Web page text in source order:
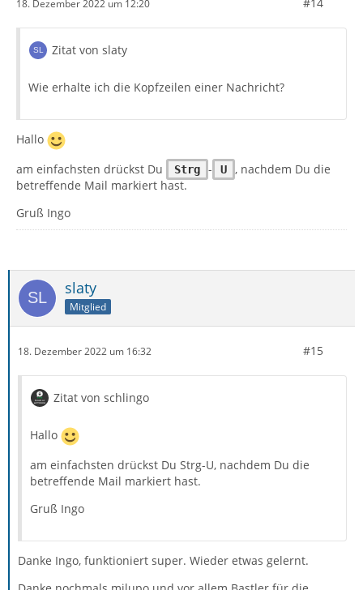
18. Dezember 2022 um 12:20 #14
Zitat von slaty
Wie erhalte ich die Kopfzeilen einer Nachricht?
Hallo
am einfachsten drückst Du
Strg - U
, nachdem Du die
betreffende Mail markiert hast.
Gruß Ingo
slaty
Mitglied
18. Dezember 2022 um 16:32 #15
Zitat von schlingo
Hallo
am einfachsten drückst Du Strg-U, nachdem Du die
betreffende Mail markiert hast.
Gruß Ingo
Danke Ingo, funktioniert super. Wieder etwas gelernt.